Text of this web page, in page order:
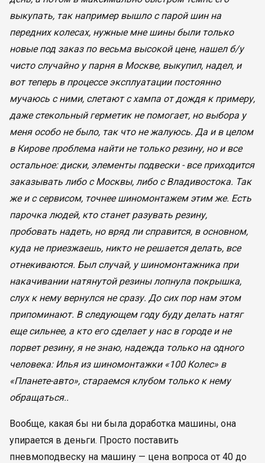
выкупать, так например вышло с парой шин на
передних колесах, нужные мне шины были только
новые под заказ по весьма высокой цене, нашел б/у
чисто случайно у парня в Москве, выкупил, надел, и
вот теперь в процессе эксплуатации постоянно
мучаюсь с ними, слетают с хампа от дождя к примеру,
даже стекольный герметик не помогает, но выбора у
меня особо не было, так что не жалуюсь. Да и в целом
в Кирове проблема найти не только резину, но и все
остальное: диски, элементы подвески - все приходится
заказывать либо с Москвы, либо с Владивостока. Так
же и с сервисом, точнее шиномонтажем этим же. Есть
парочка людей, кто станет разувать резину,
пробовать надеть, но вряд ли справится, в основном,
куда не приезжаешь, никто не решается делать, все
отнекиваются. Был случай, у шиномонтажника при
накачивании натянутой резины лопнула покрышка,
слух к нему вернулся не сразу. До сих пор нам этом
припоминают. В следующем году буду делать натяг
еще сильнее, а кто его сделает у нас в городе и не
порвет резину, я не знаю, надежда только на одного
человека: Илья из шиномонтажки «100 Колес» в
«Планете-авто», стараемся клубом только к нему
обращаться..
Вообще, какая бы ни была доработка машины, она
упирается в деньги. Просто поставить
пневмоподвеску на машину — цена вопроса от 40 до